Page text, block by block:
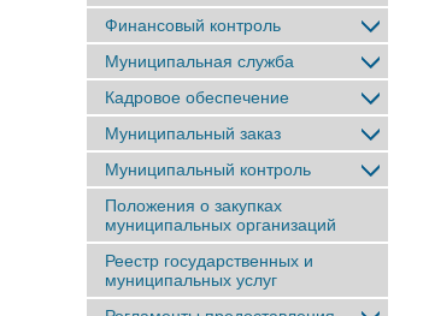
Финансовый контроль
Муниципальная служба
Кадровое обеспечение
Муниципальный заказ
Муниципальный контроль
Положения о закупках
муниципальных организаций
Реестр государственных и
муниципальных услуг